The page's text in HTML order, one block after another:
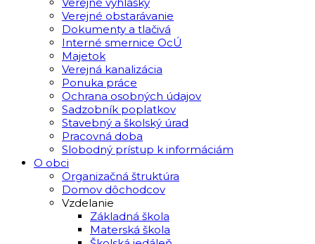
Verejné obstarávanie
Dokumenty a tlačivá
Interné smernice OcÚ
Majetok
Verejná kanalizácia
Ponuka práce
Ochrana osobných údajov
Sadzobník poplatkov
Stavebný a školský úrad
Pracovná doba
Slobodný prístup k informáciám
O obci
Organizačná štruktúra
Domov dôchodcov
Vzdelanie
Základná škola
Materská škola